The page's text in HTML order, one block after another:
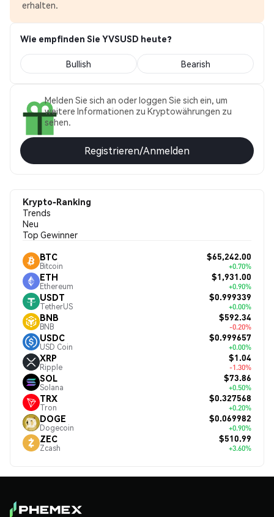
erhalten.
Wie empfinden Sie YVSUSD heute?
Bullish Bearish
Melden Sie sich an oder loggen Sie sich ein, um
weitere Informationen zu Kryptowährungen zu
sehen.
Registrieren/Anmelden
Krypto-Ranking
Trends
Neu
Top Gewinner
BTC
Bitcoin
$65,242.00
+0.70%
ETH
Ethereum
$1,931.00
+0.90%
USDT
TetherUS
$0.999339
+0.00%
BNB
BNB
$592.34
-0.20%
USDC
USD Coin
$0.999657
+0.00%
XRP
Ripple
$1.04
-1.30%
SOL
Solana
$73.86
+0.50%
TRX
Tron
$0.327568
+0.20%
DOGE
Dogecoin
$0.069982
+0.90%
ZEC
Zcash
$510.99
+3.60%